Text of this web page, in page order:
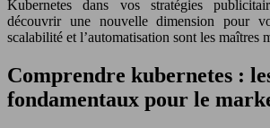
Kubernetes dans vos stratégies
découvrir une nouvelle dimension pour
scalabilité et l’automatisation sont les maîtres
Comprendre kubernetes :
fondamentaux pour le